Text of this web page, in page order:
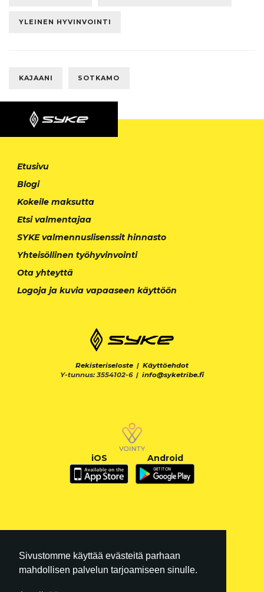
Sivustomme käyttää evästeitä parhaan
mahdollisen palvelun tarjoamiseen sinulle.
YLEINEN HYVINVOINTI
KAJAANI SOTKAMO
Etusivu
Blogi
Kokeile maksutta
Etsi valmentajaa
SYKE valmennuslisenssit hinnasto
Yhteisöllinen työhyvinvointi
Ota yhteyttä
Logoja ja kuvia vapaaseen käyttöön
Rekisteriseloste | Käyttöehdot
Y-tunnus: 3554102-6 | info@syketribe.fi
iOS Android